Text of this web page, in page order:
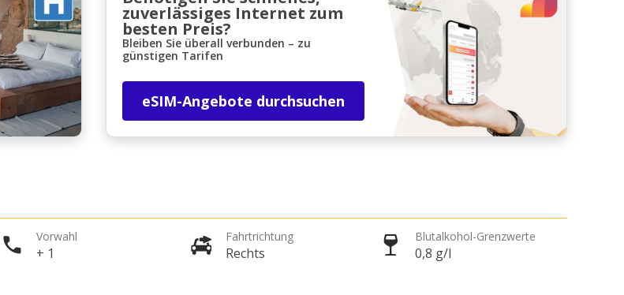
Mit eLink anmeldenzuverlässiges Internet zum
besten Preis?
Bleiben Sie überall verbunden – zu
günstigen Tarifen
eSIM-Angebote durchsuchen
Vorwahl
+ 1
Fahrtrichtung
Rechts
Blutalkohol-Grenzwerte
0,8 g/l